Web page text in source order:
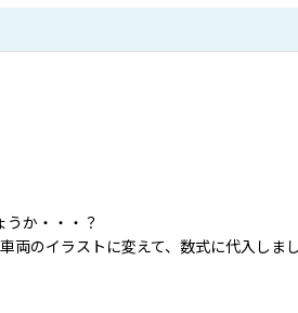
か・・・？
のイラストに変えて、数式に代入し